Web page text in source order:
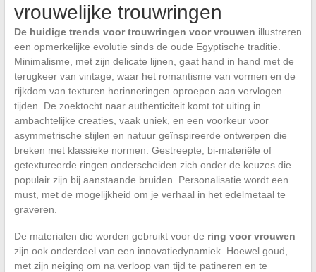
vrouwelijke trouwringen
De huidige trends voor trouwringen voor vrouwen illustreren
een opmerkelijke evolutie sinds de oude Egyptische traditie.
Minimalisme, met zijn delicate lijnen, gaat hand in hand met de
terugkeer van vintage, waar het romantisme van vormen en de
rijkdom van texturen herinneringen oproepen aan vervlogen
tijden. De zoektocht naar authenticiteit komt tot uiting in
ambachtelijke creaties, vaak uniek, en een voorkeur voor
asymmetrische stijlen en natuur geïnspireerde ontwerpen die
breken met klassieke normen. Gestreepte, bi-materiële of
getextureerde ringen onderscheiden zich onder de keuzes die
populair zijn bij aanstaande bruiden. Personalisatie wordt een
must, met de mogelijkheid om je verhaal in het edelmetaal te
graveren.
De materialen die worden gebruikt voor de ring voor vrouwen
zijn ook onderdeel van een innovatiedynamiek. Hoewel goud,
met zijn neiging om na verloop van tijd te patineren en te